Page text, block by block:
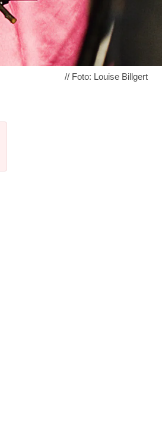
// Foto: Louise Billgert